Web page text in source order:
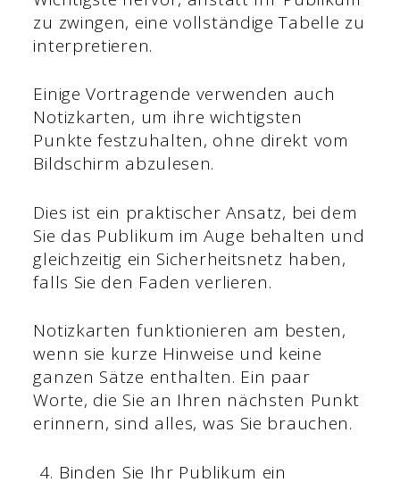
zu zwingen, eine vollständige Tabelle zu
interpretieren.
Einige Vortragende verwenden auch
Notizkarten, um ihre wichtigsten
Punkte festzuhalten, ohne direkt vom
Bildschirm abzulesen.
Dies ist ein praktischer Ansatz, bei dem
Sie das Publikum im Auge behalten und
gleichzeitig ein Sicherheitsnetz haben,
falls Sie den Faden verlieren.
Notizkarten funktionieren am besten,
wenn sie kurze Hinweise und keine
ganzen Sätze enthalten. Ein paar
Worte, die Sie an Ihren nächsten Punkt
erinnern, sind alles, was Sie brauchen.
Binden Sie Ihr Publikum ein